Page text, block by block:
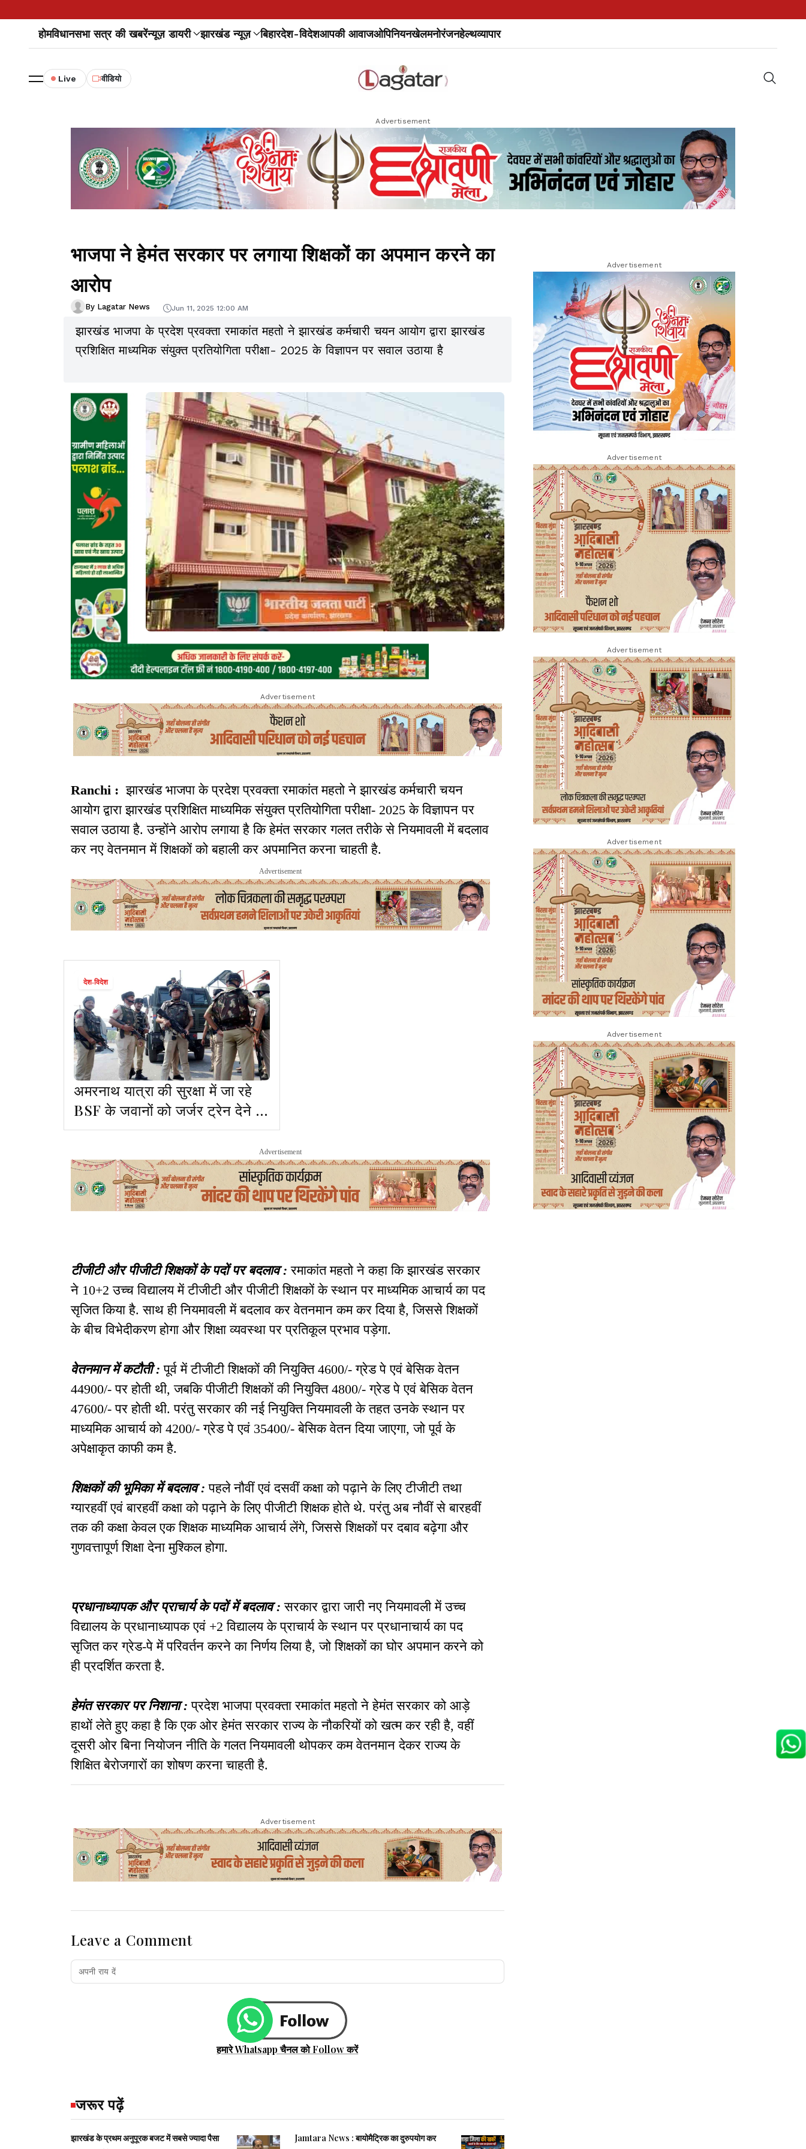
होमविधानसभा सत्र की खबरेंन्यूज़ डायरी झारखंड न्यूज़ बिहारदेश-विदेशआपकी आवाजओपिनियनखेलमनोरंजनहेल्थव्यापार
Live वीडियो
Advertisement
भाजपा ने हेमंत सरकार पर लगाया शिक्षकों का अपमान करने का
आरोप
By Lagatar News Jun 11, 2025 12:00 AM
झारखंड भाजपा के प्रदेश प्रवक्ता रमाकांत महतो ने झारखंड कर्मचारी चयन आयोग द्वारा झारखंड
प्रशिक्षित माध्यमिक संयुक्त प्रतियोगिता परीक्षा- 2025 के विज्ञापन पर सवाल उठाया है
Advertisement
Ranchi : झारखंड भाजपा के प्रदेश प्रवक्ता रमाकांत महतो ने झारखंड कर्मचारी चयन
आयोग द्वारा झारखंड प्रशिक्षित माध्यमिक संयुक्त प्रतियोगिता परीक्षा- 2025 के विज्ञापन पर
सवाल उठाया है.उन्होंने आरोप लगाया है कि हेमंत सरकार गलत तरीके से नियमावली में बदलाव
कर नए वेतनमान में शिक्षकों को बहाली कर अपमानित करना चाहती है.
Advertisement
देश-विदेश
अमरनाथ यात्रा की सुरक्षा में जा रहे
BSF के जवानों को जर्जर ट्रेन देने के
मामले में चार अधिकारी निलंबित
Advertisement
टीजीटी और पीजीटी शिक्षकों के पदों पर बदलाव: रमाकांत महतो ने कहा कि झारखंड सरकार
ने 10+2 उच्च विद्यालय में टीजीटी और पीजीटी शिक्षकों के स्थान पर माध्यमिक आचार्य का पद
सृजित किया है. साथ ही नियमावली में बदलाव कर वेतनमान कम कर दिया है,जिससे शिक्षकों
के बीच विभेदीकरण होगा और शिक्षा व्यवस्था पर प्रतिकूल प्रभाव पड़ेगा.
वेतनमान में कटौती: पूर्व में टीजीटी शिक्षकों की नियुक्ति 4600/-ग्रेड पे एवं बेसिक वेतन
44900/-पर होती थी,जबकि पीजीटी शिक्षकों की नियुक्ति 4800/-ग्रेड पे एवं बेसिक वेतन
47600/-पर होती थी. परंतु सरकार की नई नियुक्ति नियमावली के तहत उनके स्थान पर
माध्यमिक आचार्य को 4200/-ग्रेड पे एवं 35400/-बेसिक वेतन दिया जाएगा,जो पूर्व के
अपेक्षाकृत काफी कम है.
शिक्षकों की भूमिका में बदलाव:पहले नौवीं एवं दसवीं कक्षा को पढ़ाने के लिए टीजीटी तथा
ग्यारहवीं एवं बारहवीं कक्षा को पढ़ाने के लिए पीजीटी शिक्षक होते थे. परंतु अब नौवीं से बारहवीं
तक की कक्षा केवल एक शिक्षक माध्यमिक आचार्य लेंगे,जिससे शिक्षकों पर दबाव बढ़ेगा और
गुणवत्तापूर्ण शिक्षा देना मुश्किल होगा.
प्रधानाध्यापक और प्राचार्य के पदों में बदलाव: सरकार द्वारा जारी नए नियमावली में उच्च
विद्यालय के प्रधानाध्यापक एवं +2 विद्यालय के प्राचार्य के स्थान पर प्रधानाचार्य का पद
सृजित कर ग्रेड-पे में परिवर्तन करने का निर्णय लिया है,जो शिक्षकों का घोर अपमान करने को
ही प्रदर्शित करता है.
हेमंत सरकार पर निशाना: प्रदेश भाजपा प्रवक्ता रमाकांत महतो ने हेमंत सरकार को आड़े
हाथों लेते हुए कहा है कि एक ओर हेमंत सरकार राज्य के नौकरियों को खत्म कर रही है,वहीं
दूसरी ओर बिना नियोजन नीति के गलत नियमावली थोपकर कम वेतनमान देकर राज्य के
शिक्षित बेरोजगारों का शोषण करना चाहती है.
Advertisement
Leave a Comment
हमारे Whatsapp चैनल को Follow करें
जरूर पढ़ें
झारखंड के प्रथम अनुपूरक बजट में सबसे ज्यादा पैसा
Jamtara News : बायोमैट्रिक का दुरुपयोग कर
Advertisement
Advertisement
Advertisement
Advertisement
Advertisement